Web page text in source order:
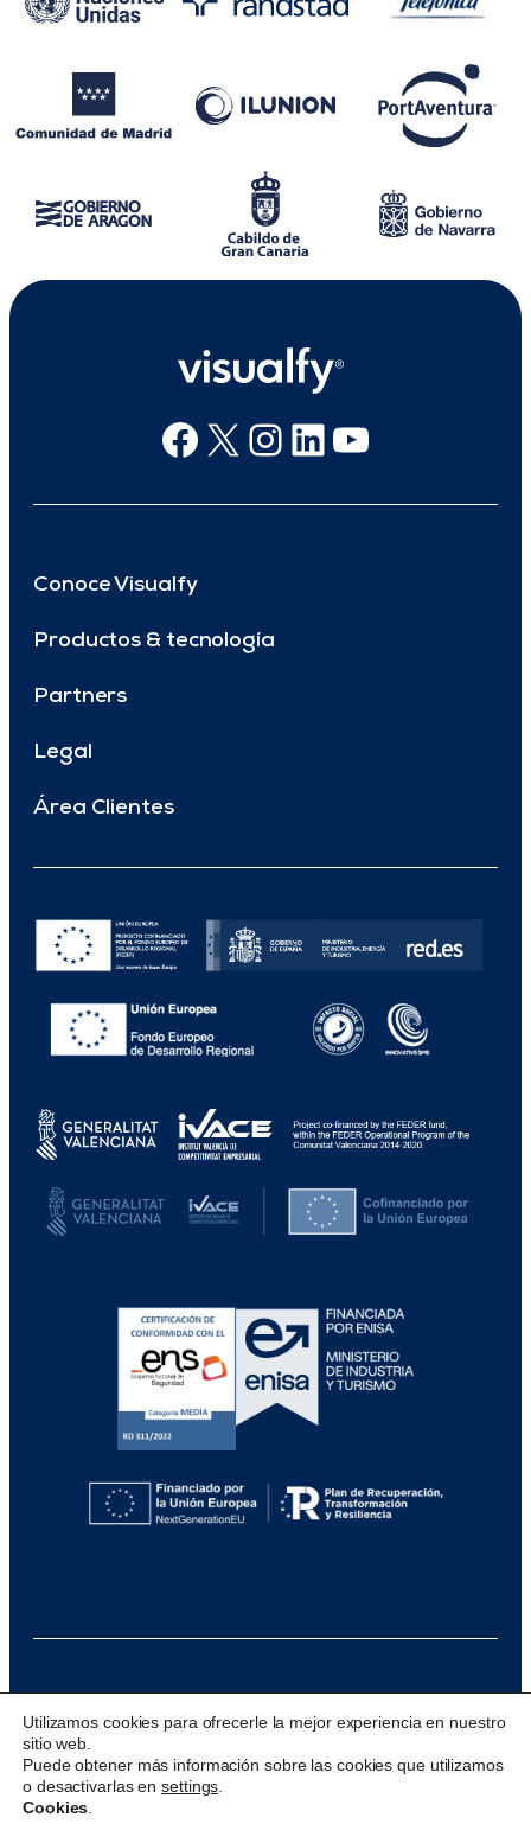
Facebook
X Instagram
Linkedin
Youtube
Conoce Visualfy
Productos & tecnología
Partners
Legal
Área Clientes
@ 2026 Visualfy
Design & development: acceseo
Utilizamos cookies para ofrecerle la mejor experiencia en nuestro
sitio web.
Puede obtener más información sobre las cookies que utilizamos
o desactivarlas ensettings
Cookies